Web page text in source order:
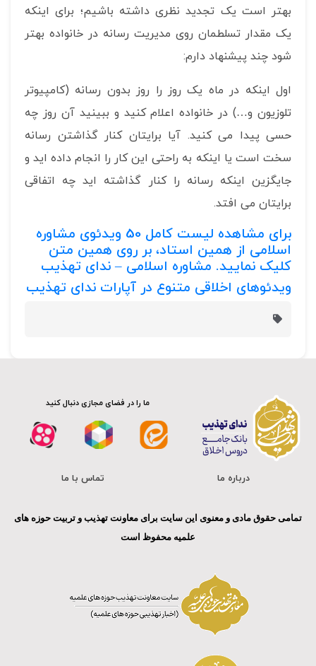
بهتر است یک تجدید نظری داشته باشیم؛ برای اینکه
یک مقدار تسلطمان روی مدیریت رسانه در خانواده بهتر
شود چند پیشنهاد دارم:
اول اینکه در ماه یک روز را روز بدون رسانه (کامپیوتر
تلوزیون و…) در خانواده اعلام کنید و ببینید آن روز چه
حسی پیدا می کنید. آیا برایتان کنار گذاشتن رسانه
سخت است یا اینکه به راحتی این کار را انجام داده اید و
جایگزین اینکه رسانه را کنار گذاشته اید چه اتفاقی
برایتان می افتد.
برای مشاهده لیست کامل 50 ویدئوی مشاوره
اسلامی از همین استاد، بر روی همین متن
کلیک نمایید. مشاوره اسلامی – ندای تهذیب
ویدئوهای اخلاقی متنوع در آپارات ندای تهذیب
ما را در فضای مجازی دنبال کنید
درباره ما تماس با ما
تمامی حقوق مادی و معنوی این سایت برای معاونت تهذیب و تربیت حوزه های
علمیه محفوظ است